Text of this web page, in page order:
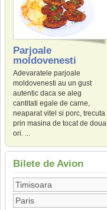
Parjoale
moldovenesti
Adevaratele parjoale
moldovenesti au un gust
autentic daca se aleg
cantitati egale de carne,
neaparat vitel si porc, trecuta
prin masina de tocat de doua
ori. ...
Bilete de Avion